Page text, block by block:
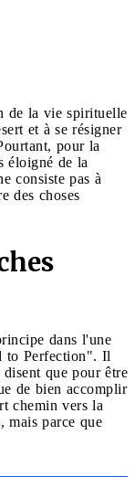
de la vie spirituelle
et à se résigner
pour la
éloigné de la
consiste pas à
des choses
dans l'une
to Perfection". Il
que pour être
de bien accomplir
chemin vers la
mais parce que